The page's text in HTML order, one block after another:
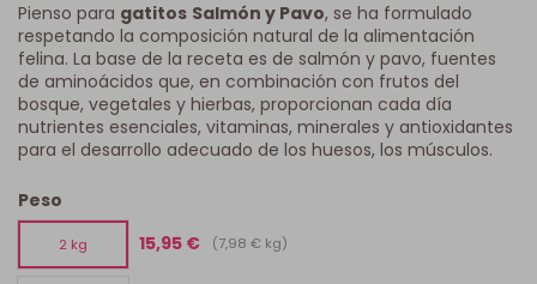
Pienso para gatitos Salmón y Pavo, se ha formulado
respetando la composición natural de la alimentación
felina. La base de la receta es de salmón y pavo, fuentes
de aminoácidos que, en combinación con frutos del
bosque, vegetales y hierbas, proporcionan cada día
nutrientes esenciales, vitaminas, minerales y antioxidantes
para el desarrollo adecuado de los huesos, los músculos.
Peso
2 kg 15,95 € (7,98 € kg)